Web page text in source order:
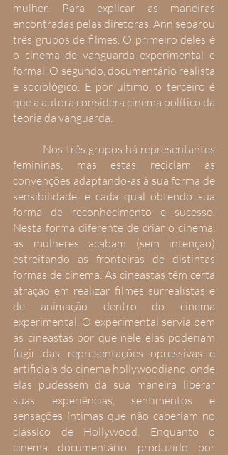
mulher. Para explicar as maneiras
encontradas pelas diretoras, Ann separou
três grupos de filmes. O primeiro deles é
o cinema de vanguarda experimental e
formal. O segundo, documentário realista
e sociológico. E por ultimo, o terceiro é
que a autora considera cinema político da
teoria da vanguarda.
femininas, mas estas reciclam as
convenções adaptando-as à sua forma de
sensibilidade, e cada qual obtendo sua
forma de reconhecimento e sucesso.
Nesta forma diferente de criar o cinema,
as mulheres acabam (sem intenção)
estreitando as fronteiras de distintas
formas de cinema. As cineastas têm certa
atração em realizar filmes surrealistas e
de animação dentro do cinema
experimental. O experimental servia bem
as cineastas por que nele elas poderiam
fugir das representações opressivas e
artificiais do cinema hollywoodiano, onde
elas pudessem da sua maneira liberar
suas experiências, sentimentos e
sensações íntimas que não caberiam no
clássico de Hollywood. Enquanto o
cinema documentário produzido por